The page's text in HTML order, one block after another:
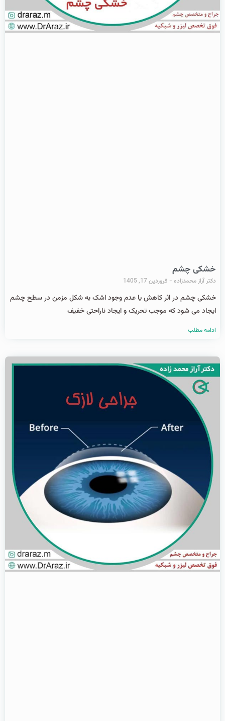
خشکی چشم
دکتر آراز محمدزاده فروردین 17, 1405
خشکی چشم در اثر کاهش یا عدم وجود اشک به شکل مزمن در سطح چشم
ایجاد می شود که موجب تحریک و ایجاد ناراحتی خفیف
ادامه مطلب